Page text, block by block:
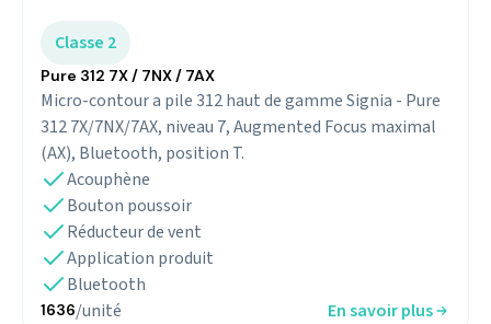
Classe 2
Pure 312 7X / 7NX / 7AX
Micro-contour a pile 312 haut de gamme Signia - Pure
312 7X/7NX/7AX, niveau 7, Augmented Focus maximal
(AX), Bluetooth, position T.
Acouphène
Bouton poussoir
Réducteur de vent
Application produit
Bluetooth
1636/unité En savoir plus